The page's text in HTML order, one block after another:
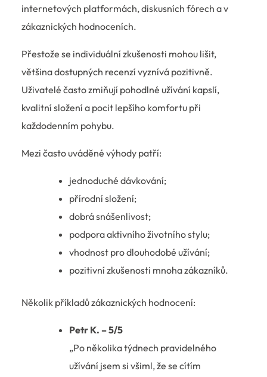
internetových platformách, diskusních fórech a v
zákaznických hodnoceních.
Přestože se individuální zkušenosti mohou lišit,
většina dostupných recenzí vyznívá pozitivně.
Uživatelé často zmiňují pohodlné užívání kapslí,
kvalitní složení a pocit lepšího komfortu při
každodenním pohybu.
Mezi často uváděné výhody patří:
jednoduché dávkování;
přírodní složení;
dobrá snášenlivost;
podpora aktivního životního stylu;
vhodnost pro dlouhodobé užívání;
pozitivní zkušenosti mnoha zákazníků.
Několik příkladů zákaznických hodnocení:
Petr K. – 5/5
„Po několika týdnech pravidelného
užívání jsem si všiml, že se cítím